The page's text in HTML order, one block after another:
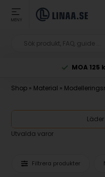
MENY
MOA 125
Shop » Material »
Utvalda varor
Filtrera produkter